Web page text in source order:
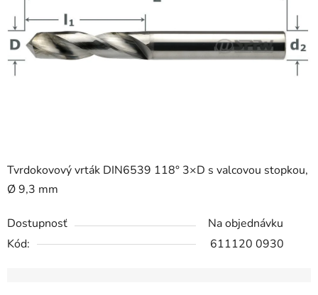
Tvrdokovový vrták DIN6539 118° 3×D s valcovou stopkou,
Ø 9,3 mm
Dostupnosť
Na objednávku
Kód:
611120 0930
hviezdičiek.